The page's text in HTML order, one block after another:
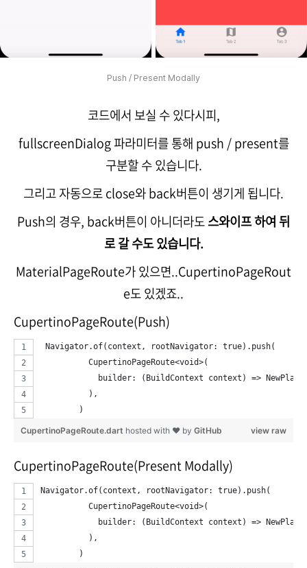
Push / Present Modally
코드에서 보실 수 있다시피,
fullscreenDialog 파라미터를 통해 push / present를
구분할 수 있습니다.
그리고 자동으로 close와 back버튼이 생기게 됩니다.
Push의 경우, back버튼이 아니더라도스와이프 하여 뒤
로 갈 수도 있습니다.
MaterialPageRoute가 있으면..CupertinoPageRout
e도 있겠죠..
CupertinoPageRoute(Push)
Navigator.of(context, rootNavigator: true).push(
          CupertinoPageRoute<void>(
builder: (BuildContext context) =>
          ),
        )
view raw
CupertinoPageRoute.dart hosted with ❤ by GitHub
CupertinoPageRoute(Present Modally)
Navigator.of(context, rootNavigator: true).push(
          CupertinoPageRoute<void>(
builder: (BuildContext context) =>
          ),
        )